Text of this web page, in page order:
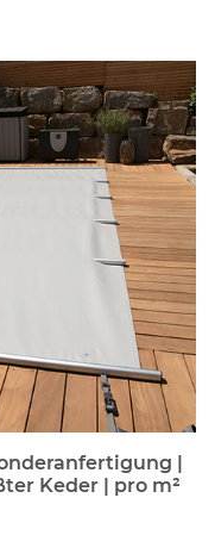
|
Keder | pro m²